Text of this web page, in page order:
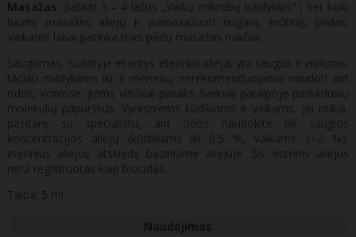
Masažas. Įlašinti 3 – 4 lašus „Vaikų mikrobų baidyklės" į bet kokį
bazinį masažinį aliejų ir pamasažuoti nugarą, krūtinę, pėdas.
Vaikams labai patinka toks pėdų masažas nakčiai.
Saugumas. Sudėtyje esantys eteriniai aliejai yra saugūs ir vaikams,
tačiau mažyliams iki 3 mėnesių nerekomenduojama naudoti ant
odos, voniose. Jiems visiškai pakaks švelniai patalpoje pasklidusių
molekulių papurškus. Vyresniems kūdikiams ir vaikams, jei reikia,
pasitarę su specialistu, ant odos naudokite tik saugios
koncentracijos aliejų (kūdikiams iki 0.5 %, vaikams 1–2 %),
eterinius aliejus atskiedę baziniame aliejuje. Šis eterinis aliejus
nėra registruotas kaip biocidas.
Talpa: 5 ml.